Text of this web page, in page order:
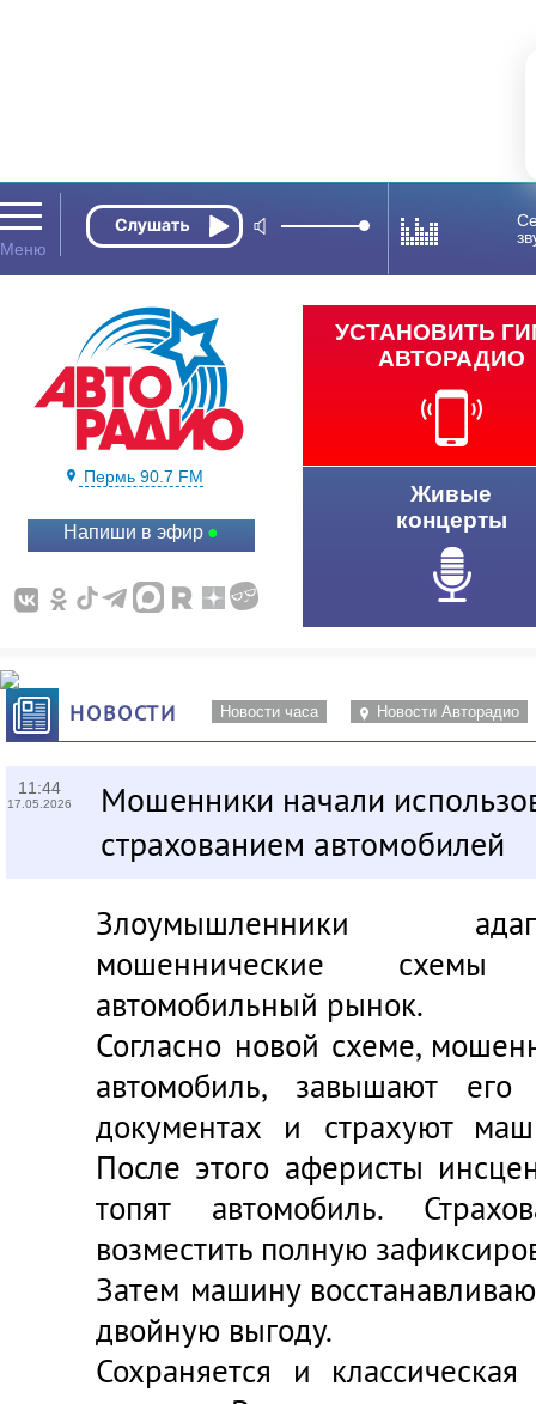
Пермь 90.7 FM
Напиши в эфир
УСТАНОВИТЬ
АВТОРАДИО
Живые
концерты
НОВОСТИ Новости часа Новости Авторадио
11:44
17.05.2026
Мошенники начали
страхованием автомобилей
Злоумышленники
мошеннические
автомобильный рынок.
Согласно новой схеме,
автомобиль, завышают
документах и страхуют
После этого аферисты
топят автомобиль.
возместить полную
Затем машину
двойную выгоду.
Сохраняется и